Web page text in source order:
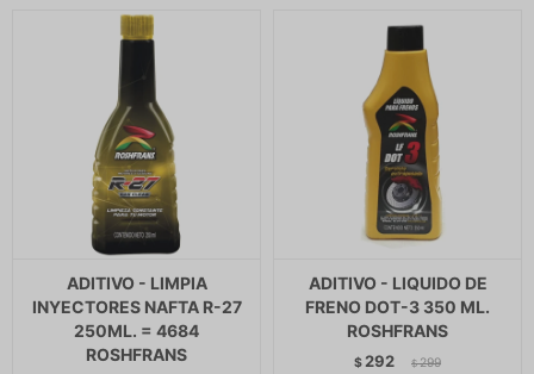
ADITIVO - LIMPIA
INYECTORES NAFTA R-27
250ML. = 4684
ROSHFRANS
ADITIVO - LIQUIDO DE
FRENO DOT-3 350 ML.
ROSHFRANS
$ 292 $ 299